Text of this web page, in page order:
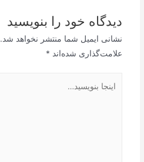
دیدگاه‌ خود را بنویسید
نشانی ایمیل شما منتشر نخواهد شد.
علامت‌گذاری شده‌اند *
بنویسید…